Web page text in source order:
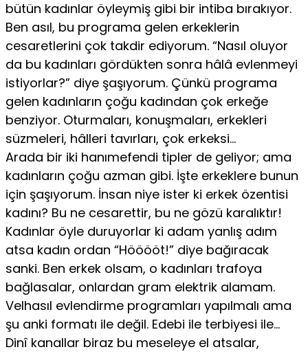
bütün kadınlar öyleymiş gibi bir in­tiba bırakıyor.
Ben asıl, bu programa gelen erkeklerin
cesaretlerini çok takdir ediyorum. “Nasıl oluyor
da bu kadınları gördükten son­ra hâlâ evlenmeyi
istiyorlar?” diye şaşıyorum. Çünkü programa
gelen kadınların çoğu kadından çok erkeğe
benziyor. Oturmaları, konuşmaları, erkekleri
süzmeleri, hâlleri tavırları, çok erkeksi…
Arada bir iki hanımefendi tipler de geliyor; ama
kadınların çoğu azman gibi. İşte erkeklere bunun
için şaşıyorum. İnsan niye ister ki erkek özentisi
kadını? Bu ne cesarettir, bu ne gözü karalıktır!
Kadınlar öyle duruyorlar ki adam yanlış adım
atsa kadın ordan “Hööööt!” diye bağıracak
sanki. Ben erkek olsam, o kadınları trafoya
bağlasalar, onlardan gram elektrik alamam.
Velhasıl evlendirme programları yapılmalı ama
şu anki formatı ile değil. Edebi ile terbiyesi ile…
Dinî kanallar biraz bu meseleye el atsalar,